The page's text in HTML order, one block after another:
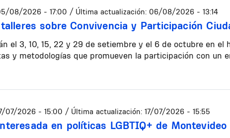
08/2026 - 17:00 / Última actualización: 06/08/2026 - 13:14
sobre Convivencia y Participación
el 3, 10, 15, 22 y 29 de setiembre y el 6 de octubre en el
y metodologías que promueven la participación con un
07/2026 - 15:00 / Última actualización: 17/07/2026 - 15:55
en políticas LGBTIQ+ de Montevideo